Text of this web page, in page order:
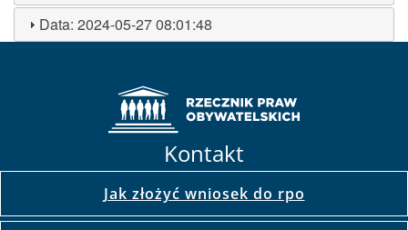
Data:2024-05-27 08:01:48
Kontakt
Jak złożyć wniosek do rpo